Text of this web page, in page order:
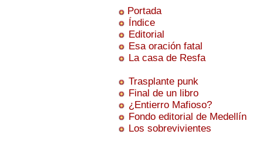
Portada
Índice
Editorial
Esa oración fatal
La casa de Resfa
Trasplante punk
Final de un libro
¿Entierro Mafioso?
Fondo editorial de Medellín
Los sobrevivientes